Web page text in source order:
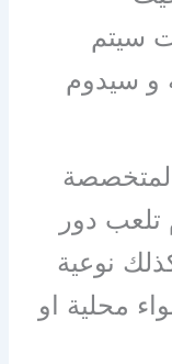
سيتم
و سيدوم
دور
نوعية
محلية او